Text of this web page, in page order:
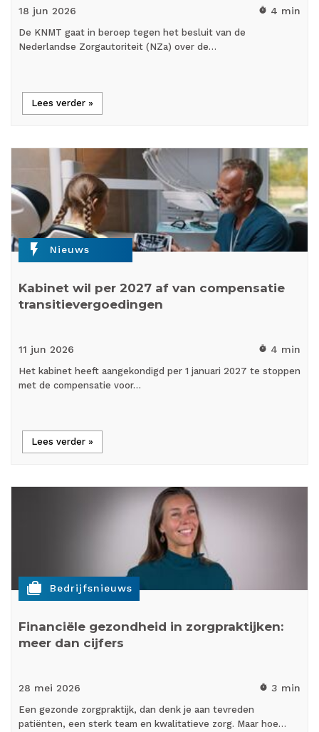
18 jun 2026 timer 4 min
De KNMT gaat in beroep tegen het besluit van de
Nederlandse Zorgautoriteit (NZa) over de…
Lees verder »
flash_on Nieuws
Kabinet wil per 2027 af van compensatie
transitievergoedingen
11 jun 2026 timer 4 min
Het kabinet heeft aangekondigd per 1 januari 2027 te stoppen
met de compensatie voor…
Lees verder »
cases Bedrijfsnieuws
Financiële gezondheid in zorgpraktijken:
meer dan cijfers
28 mei 2026 timer 3 min
Een gezonde zorgpraktijk, dan denk je aan tevreden
patiënten, een sterk team en kwalitatieve zorg. Maar hoe…